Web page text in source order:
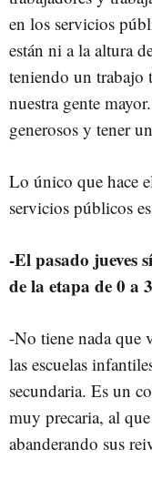
en los servicios
están ni a la altura
teniendo un trabajo
nuestra gente
generosos y tener
Lo único que hace
servicios públicos
-El pasado jueves
de la etapa de 0 a
-No tiene nada que
las escuelas
secundaria. Es un
muy precaria, al
abanderando sus